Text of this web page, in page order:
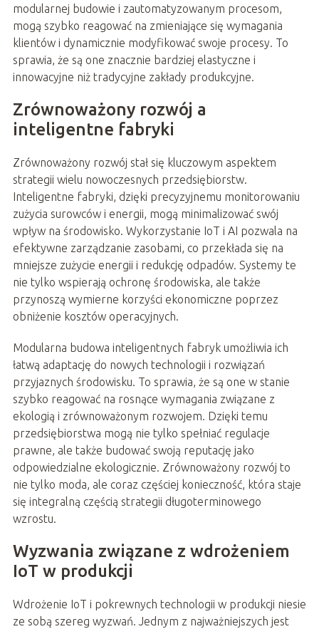
modularnej budowie i zautomatyzowanym procesom,
mogą szybko reagować na zmieniające się wymagania
klientów i dynamicznie modyfikować swoje procesy. To
sprawia, że są one znacznie bardziej elastyczne i
innowacyjne niż tradycyjne zakłady produkcyjne.
Zrównoważony rozwój a
inteligentne fabryki
Zrównoważony rozwój stał się kluczowym aspektem
strategii wielu nowoczesnych przedsiębiorstw.
Inteligentne fabryki, dzięki precyzyjnemu monitorowaniu
zużycia surowców i energii, mogą minimalizować swój
wpływ na środowisko. Wykorzystanie IoT i AI pozwala na
efektywne zarządzanie zasobami, co przekłada się na
mniejsze zużycie energii i redukcję odpadów. Systemy te
nie tylko wspierają ochronę środowiska, ale także
przynoszą wymierne korzyści ekonomiczne poprzez
obniżenie kosztów operacyjnych.
Modularna budowa inteligentnych fabryk umożliwia ich
łatwą adaptację do nowych technologii i rozwiązań
przyjaznych środowisku. To sprawia, że są one w stanie
szybko reagować na rosnące wymagania związane z
ekologią i zrównoważonym rozwojem. Dzięki temu
przedsiębiorstwa mogą nie tylko spełniać regulacje
prawne, ale także budować swoją reputację jako
odpowiedzialne ekologicznie. Zrównoważony rozwój to
nie tylko moda, ale coraz częściej konieczność, która staje
się integralną częścią strategii długoterminowego
wzrostu.
Wyzwania związane z wdrożeniem
IoT w produkcji
Wdrożenie IoT i pokrewnych technologii w produkcji niesie
ze sobą szereg wyzwań. Jednym z najważniejszych jest